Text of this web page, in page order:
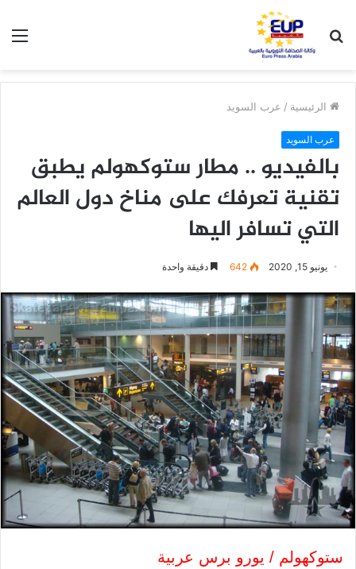
عن
الرئيسية / عرب السويد
عرب السويد
بالفيديو .. مطار ستوكهولم يطبق
تقنية تعرفك على مناخ دول العالم
التي تسافر اليها
يونيو 15, 2020 642 دقيقة واحدة
ستوكهولم / يورو برس عربية